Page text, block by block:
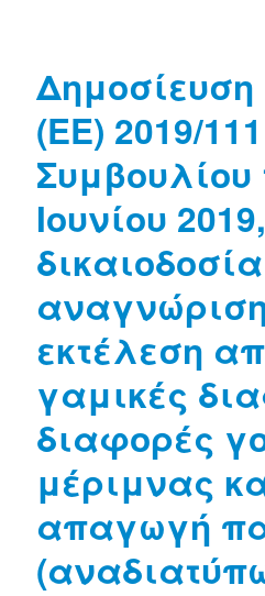
(EE) 2019/
Συμβουλίου
Ιουνίου
εκτέλεση
γαμικές
διαφορές
μέριμνας
απαγωγή